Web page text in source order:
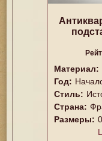
Материал:
Год:
Стиль:
Страна:
Размеры: